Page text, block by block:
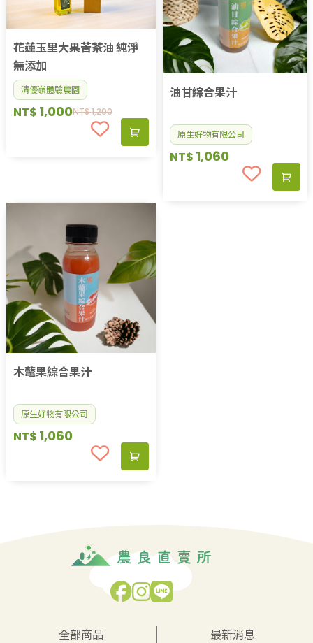
花蓮玉里大果苦茶油 純淨
無添加
清優嶺體驗農園
NT$1,200
NT$ 1,000
油甘綜合果汁
原生好物有限公司
NT$ 1,060
木虌果綜合果汁
原生好物有限公司
NT$ 1,060
全部商品 最新消息